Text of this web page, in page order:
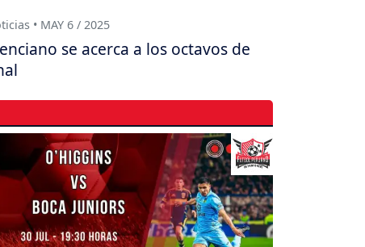
• MAY 6 / 2025
se acerca a los octavos de